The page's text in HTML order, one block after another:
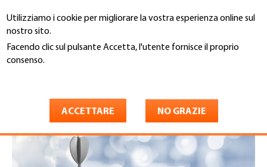
Utilizziamo i cookie per migliorare la vostra esperienza online sul
nostro sito.
Facendo clic sul pulsante Accetta, l'utente fornisce il proprio
consenso.
ACCETTARE NO GRAZIE
al
contenuto
principale
You